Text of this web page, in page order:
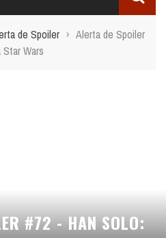
de Spoiler › Alerta de Spoiler
Wars
#72 - HAN SOLO: